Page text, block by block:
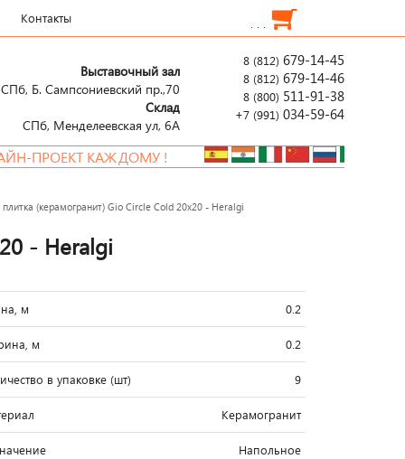
Контакты . . .
8 (812) 679-14-45
8 (812) 679-14-46
8 (800) 511-91-38
+7 (991) 034-59-64
Выставочный зал
СПб, Б. Сампсониевский пр.,70
Склад
СПб, Менделеевcкая ул, 6А
КАЖДОМУ !
(керамогранит) Gio Circle Cold 20x20 - Heralgi
- Heralgi
м 0.2
м 0.2
в упаковке (шт) 9
Керамогранит
Напольное